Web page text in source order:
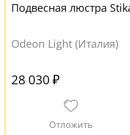
Подвесная люстра
Odeon Light (Италия)
28 030 ₽